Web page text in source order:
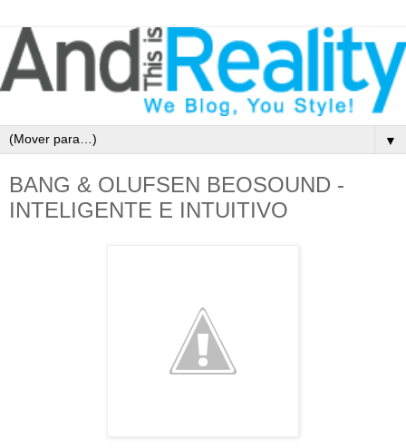
▼
BANG & OLUFSEN BEOSOUND -
INTELIGENTE E INTUITIVO